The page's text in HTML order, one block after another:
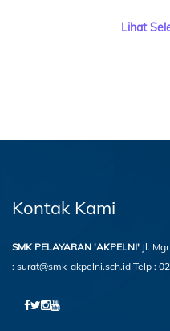
Lihat
Kontak Kami
SMK PELAYARAN 'AKPELNI' Jl.
: surat@smk-akpelni.sch.id Telp :